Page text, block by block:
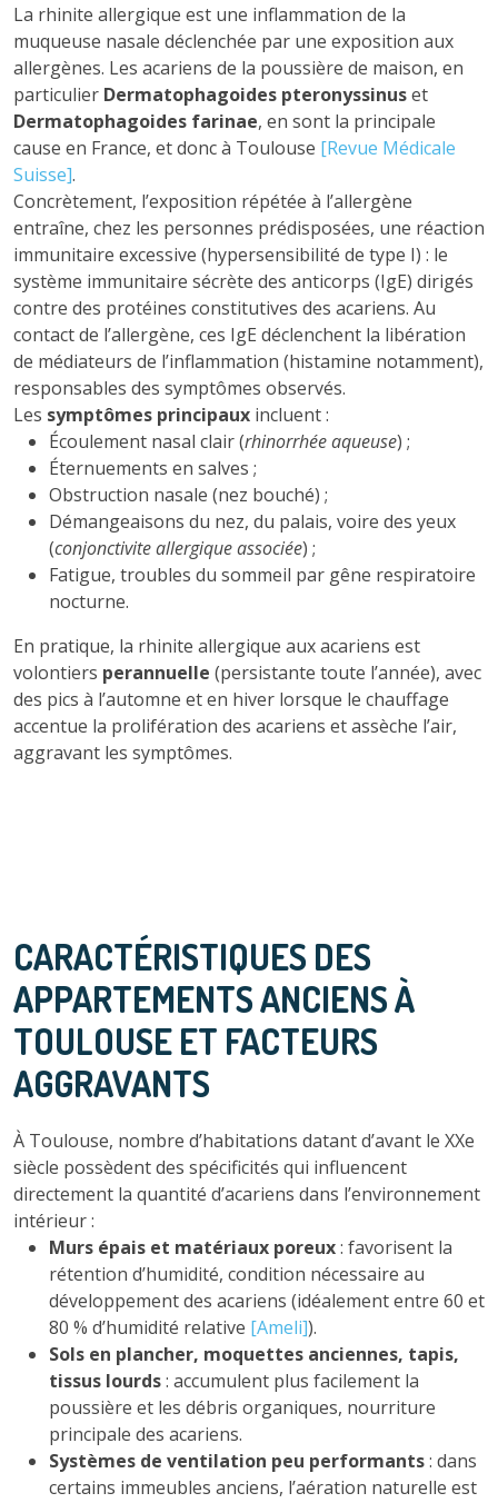
La rhinite allergique est une inflammation de la
muqueuse nasale déclenchée par une exposition aux
allergènes. Les acariens de la poussière de maison, en
particulier Dermatophagoides pteronyssinuset
Dermatophagoides farinae, en sont la principale
cause en France, et donc à Toulouse [Revue Médicale
Suisse].
Concrètement, l’exposition répétée à l’allergène
entraîne, chez les personnes prédisposées, une réaction
immunitaire excessive (hypersensibilité de type I) : le
système immunitaire sécrète des anticorps (IgE) dirigés
contre des protéines constitutives des acariens. Au
contact de l’allergène, ces IgE déclenchent la libération
de médiateurs de l’inflammation (histamine notamment),
responsables des symptômes observés.
Les symptômes principaux incluent :
Écoulement nasal clair (rhinorrhée aqueuse) ;
Éternuements en salves ;
Obstruction nasale (nez bouché) ;
Démangeaisons du nez, du palais, voire des yeux
(conjonctivite allergique associée) ;
Fatigue, troubles du sommeil par gêne respiratoire
nocturne.
En pratique, la rhinite allergique aux acariens est
volontiers perannuelle (persistante toute l’année), avec
des pics à l’automne et en hiver lorsque le chauffage
accentue la prolifération des acariens et assèche l’air,
aggravant les symptômes.
CARACTÉRISTIQUES DES
APPARTEMENTS ANCIENS À
TOULOUSE ET FACTEURS
AGGRAVANTS
À Toulouse, nombre d’habitations datant d’avant le XXe
siècle possèdent des spécificités qui influencent
directement la quantité d’acariens dans l’environnement
intérieur :
Murs épais et matériaux poreux: favorisent la
rétention d’humidité, condition nécessaire au
développement des acariens (idéalement entre 60 et
80 % d’humidité relative [Ameli]).
Sols en plancher, moquettes anciennes, tapis,
tissus lourds: accumulent plus facilement la
poussière et les débris organiques, nourriture
principale des acariens.
Systèmes de ventilation peu performants: dans
certains immeubles anciens, l’aération naturelle est